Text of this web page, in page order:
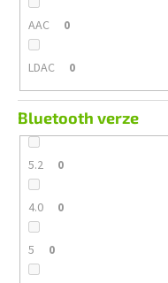
AAC 0
LDAC 0
Bluetooth verze
5.2 0
4.0 0
5 0